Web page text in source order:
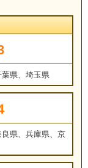
県、埼玉県
県、兵庫県、京